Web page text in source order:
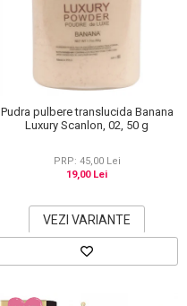
Pudra pulbere translucida Banana
Luxury Scanlon, 02, 50 g
PRP: 45,00 Lei
19,00 Lei
VEZI VARIANTE